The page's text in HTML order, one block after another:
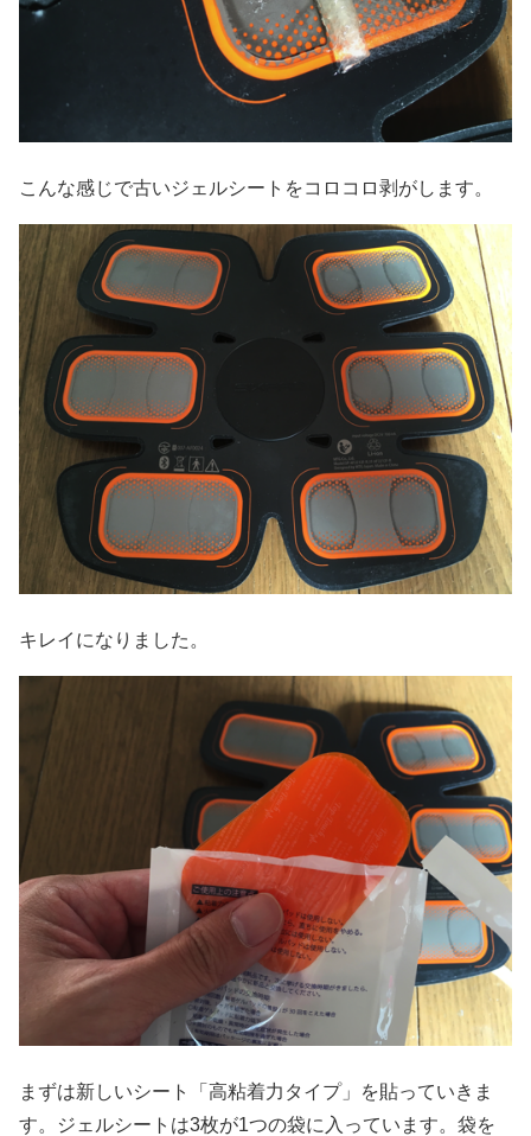
こんな感じで古いジェルシートをコロコロ剥がします。
キレイになりました。
まずは新しいシート「高粘着力タイプ」を貼っていきま
す。ジェルシートは3枚が1つの袋に入っています。袋を